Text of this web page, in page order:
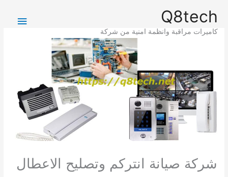
المحتوى
Q8tech
كاميرات مراقبة وانظمة امنية من شركة
شركة صيانة انتركم وتصليح الاعطال